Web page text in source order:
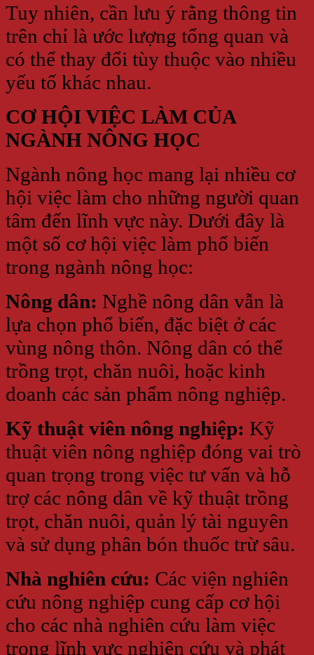
Tuy nhiên, cần lưu ý rằng thông tin
trên chỉ là ước lượng tổng quan và
có thể thay đổi tùy thuộc vào nhiều
yếu tố khác nhau.
CƠ HỘI VIỆC LÀM CỦA
NGÀNH NÔNG HỌC
Ngành nông học mang lại nhiều cơ
hội việc làm cho những người quan
tâm đến lĩnh vực này. Dưới đây là
một số cơ hội việc làm phổ biến
trong ngành nông học:
Nông dân: Nghề nông dân vẫn là
lựa chọn phổ biến, đặc biệt ở các
vùng nông thôn. Nông dân có thể
trồng trọt, chăn nuôi, hoặc kinh
doanh các sản phẩm nông nghiệp.
Kỹ thuật viên nông nghiệp: Kỹ
thuật viên nông nghiệp đóng vai trò
quan trọng trong việc tư vấn và hỗ
trợ các nông dân về kỹ thuật trồng
trọt, chăn nuôi, quản lý tài nguyên
và sử dụng phân bón thuốc trừ sâu.
Nhà nghiên cứu: Các viện nghiên
cứu nông nghiệp cung cấp cơ hội
cho các nhà nghiên cứu làm việc
trong lĩnh vực nghiên cứu và phát